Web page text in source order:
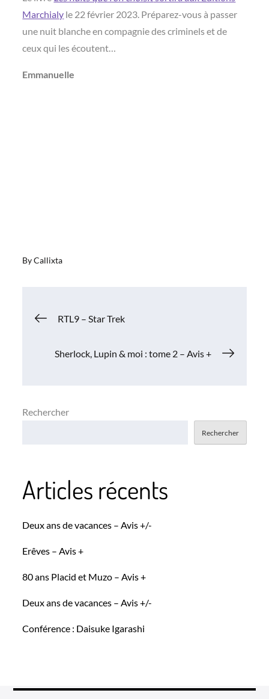
Marchialy le 22 février 2023. Préparez-vous à passer
une nuit blanche en compagnie des criminels et de
ceux qui les écoutent…
Emmanuelle
ByCallixta
Navigation
de
RTL9 – Star Trek
Sherlock, Lupin & moi : tome 2 – Avis +
Rechercher
Rechercher
Articles récents
Deux ans de vacances – Avis +/-
Erêves – Avis +
80 ans Placid et Muzo – Avis +
Deux ans de vacances – Avis +/-
Conférence : Daisuke Igarashi